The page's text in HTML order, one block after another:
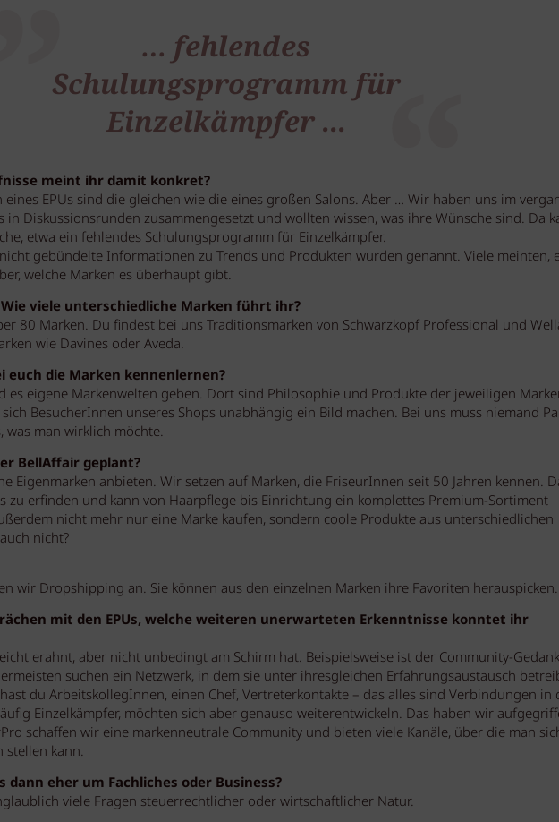
… fehlendes
Schulungsprogramm für
Einzelkämpfer ...
meint ihr damit konkret?
EPUs sind die gleichen wie die eines großen Salons. Aber … Wir haben uns im
in Diskussionsrunden zusammengesetzt und wollten wissen, was ihre Wünsche sind. Da
etwa ein fehlendes Schulungsprogramm für Einzelkämpfer.
gebündelte Informationen zu Trends und Produkten wurden genannt. Viele meinten,
welche Marken es überhaupt gibt.
viele unterschiedliche Marken führt ihr?
80 Marken. Du findest bei uns Traditionsmarken von Schwarzkopf Professional und
wie Davines oder Aveda.
euch die Marken kennenlernen?
es eigene Markenwelten geben. Dort sind Philosophie und Produkte der jeweiligen
BesucherInnen unseres Shops unabhängig ein Bild machen. Bei uns muss niemand
was man wirklich möchte.
BellAffair geplant?
Eigenmarken anbieten. Wir setzen auf Marken, die FriseurInnen seit 50 Jahren kennen.
zu erfinden und kann von Haarpflege bis Einrichtung ein komplettes Premium-Sortiment
nicht mehr nur eine Marke kaufen, sondern coole Produkte aus unterschiedlichen
nicht?
wir Dropshipping an. Sie können aus den einzelnen Marken ihre Favoriten herauspicken.
mit den EPUs, welche weiteren unerwarteten Erkenntnisse konntet ihr
erahnt, aber nicht unbedingt am Schirm hat. Beispielsweise ist der Community-
suchen ein Netzwerk, in dem sie unter ihresgleichen Erfahrungsaustausch
du ArbeitskollegInnen, einen Chef, Vertreterkontakte – das alles sind Verbindungen in
Einzelkämpfer, möchten sich aber genauso weiterentwickeln. Das haben wir
schaffen wir eine markenneutrale Community und bieten viele Kanäle, über die man
stellen kann.
dann eher um Fachliches oder Business?
viele Fragen steuerrechtlicher oder wirtschaftlicher Natur.